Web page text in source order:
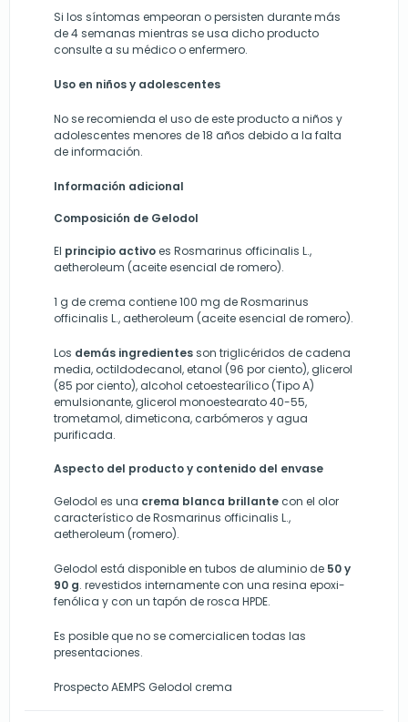
Si los síntomas empeoran o persisten durante más
de 4 semanas mientras se usa dicho producto
consulte a su médico o enfermero.
Uso en niños y adolescentes
No se recomienda el uso de este producto a niños y
adolescentes menores de 18 años debido a la falta
de información.
Información adicional
Composición de Gelodol
El principio activoes Rosmarinus officinalis L.,
aetheroleum (aceite esencial de romero).
1 g de crema contiene 100 mg de Rosmarinus
officinalis L., aetheroleum (aceite esencial de romero).
Los demás ingredientesson triglicéridos de cadena
media, octildodecanol, etanol (96 por ciento), glicerol
(85 por ciento), alcohol cetoestearílico (Tipo A)
emulsionante, glicerol monoestearato 40-55,
trometamol, dimeticona, carbómeros y agua
purificada.
Aspecto del producto y contenido del envase
Gelodol es una crema blanca brillante con el olor
característico de Rosmarinus officinalis L.,
aetheroleum (romero).
Gelodol está disponible en tubos de aluminio de 50 y
90 g. revestidos internamente con una resina epoxi-
fenólica y con un tapón de rosca HPDE.
Es posible que no se comercialicen todas las
presentaciones.
Prospecto AEMPS Gelodol crema